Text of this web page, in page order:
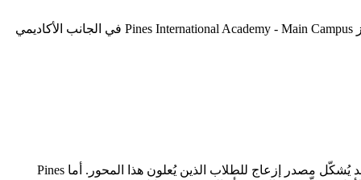
أبرز ما يميز API BECI Sparta Campus هو الجانب الأكاديمي بدرجة 5.0/5 — وهو المحور الذي يبرز فيه على خريطة المعاهد. في المقابل، تتميز Pines International Academy - Main Campus في الجانب الأكاديمي
كل معهد يحمل ثغرات ينبغي معرفتها قبل التسجيل. API BECI Sparta Campus تُسجّل أدنى درجاتها في الموقع الجغرافي (3.7/5)، وهو جانب قد يُشكّل مصدر إزعاج للطلاب الذين يُعلون هذا المحور. أما Pines